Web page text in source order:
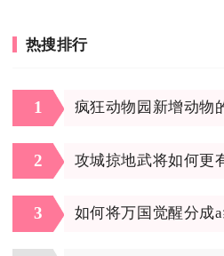
热搜排行
1 疯狂动物园新增动物
2 攻城掠地武将如何更
3 如何将万国觉醒分成